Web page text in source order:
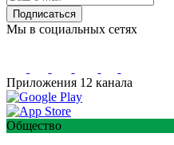
Подписаться
Мы в социальных сетях
Приложения 12 канала
Общество